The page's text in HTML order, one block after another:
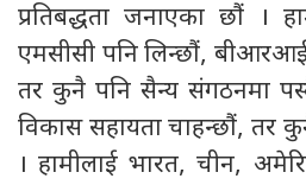
प्रतिबद्धता जनाएका छौं ।
एमसीसी पनि लिन्छौं,
तर कुनै पनि सैन्य संगठनमा
विकास सहायता चाहन्छौं, तर
। हामीलाई भारत, चीन,